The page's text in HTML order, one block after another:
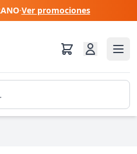
·Ver promociones